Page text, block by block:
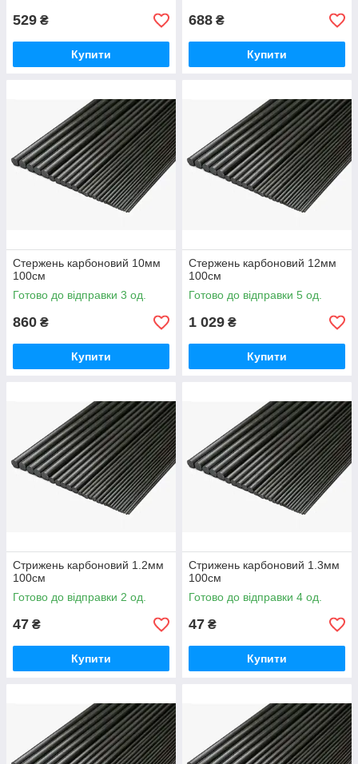
529 ₴
Купити
688 ₴
Купити
Стержень карбоновий 10мм
100см
Готово до відправки 3 од.
860 ₴
Купити
Стержень карбоновий 12мм
100см
Готово до відправки 5 од.
1 029 ₴
Купити
Стрижень карбоновий 1.2мм
100см
Готово до відправки 2 од.
47 ₴
Купити
Стрижень карбоновий 1.3мм
100см
Готово до відправки 4 од.
47 ₴
Купити